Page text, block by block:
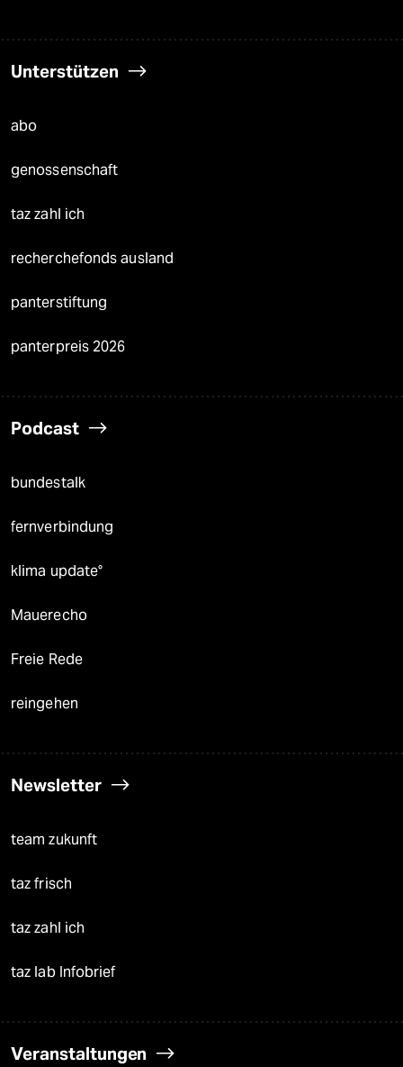
Unterstützen
abo
genossenschaft
taz zahl ich
recherchefonds ausland
panterstiftung
panterpreis 2026
Podcast
bundestalk
fernverbindung
klima update°
Mauerecho
Freie Rede
reingehen
Newsletter
team zukunft
taz frisch
taz zahl ich
taz lab Infobrief
Veranstaltungen